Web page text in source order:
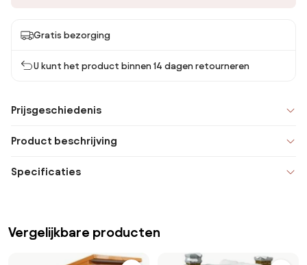
Gratis bezorging
U kunt het product binnen 14 dagen retourneren
Prijsgeschiedenis
Product beschrijving
Specificaties
Vergelijkbare producten